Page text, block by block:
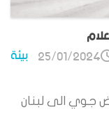
بيئة 25/01/2024
جوي الى لبنان